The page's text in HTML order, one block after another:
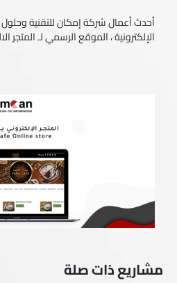
أحدث أعمال شركة إمكان للتقنية
الإلكترونية ، الموقع الرسمي لـ المتجر
مشاريع ذات صلة